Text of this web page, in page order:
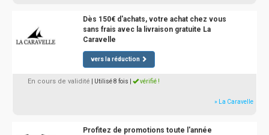
Dès 150€ d'achats, votre achat chez vous
sans frais avec la livraison gratuite La
Caravelle
vers la réduction
En cours de validité | Utilisé 8 fois vérifié !
» La Caravelle
Profitez de promotions toute l'année